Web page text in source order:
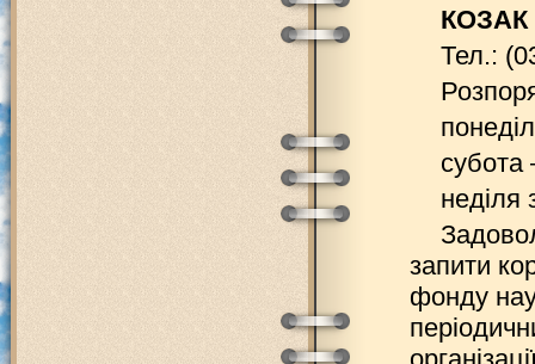
КОЗАК
Тел.:
субота
неділя
запити
фонду